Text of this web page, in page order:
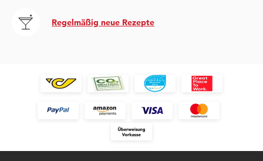
Regelmäßig neue Rezepte